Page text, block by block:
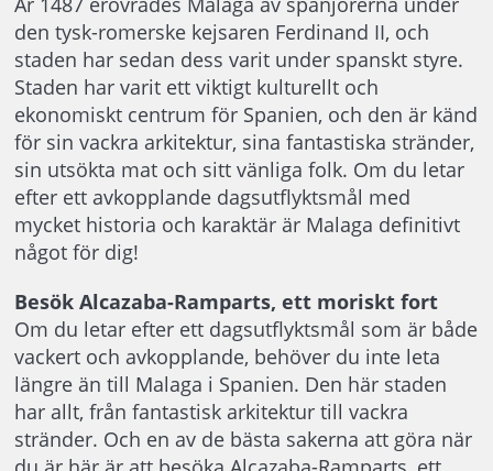
den tysk-romerske kejsaren Ferdinand II, och
staden har sedan dess varit under spanskt styre.
Staden har varit ett viktigt kulturellt och
ekonomiskt centrum för Spanien, och den är känd
för sin vackra arkitektur, sina fantastiska stränder,
sin utsökta mat och sitt vänliga folk. Om du letar
efter ett avkopplande dagsutflyktsmål med
mycket historia och karaktär är Malaga definitivt
något för dig!
Besök Alcazaba-Ramparts, ett moriskt fort
Om du letar efter ett dagsutflyktsmål som är både
vackert och avkopplande, behöver du inte leta
längre än till Malaga i Spanien. Den här staden
har allt, från fantastisk arkitektur till vackra
stränder. Och en av de bästa sakerna att göra när